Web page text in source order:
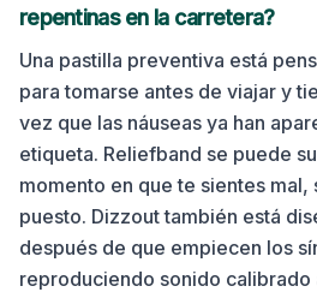
repentinas en la carretera?
Una pastilla preventiva está
para tomarse antes de viajar y
vez que las náuseas ya han
etiqueta. Reliefband se puede
momento en que te sientes
puesto. Dizzout también está
después de que empiecen los
reproduciendo sonido calibrado